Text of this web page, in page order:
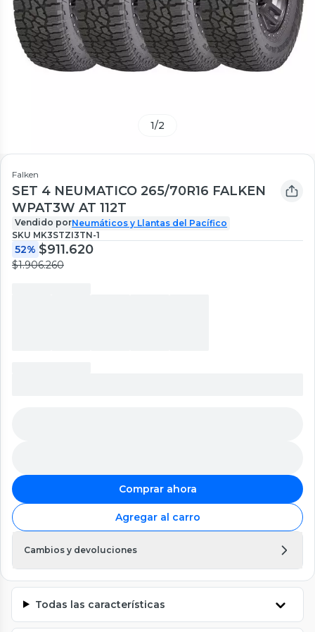
1/2
Falken
SET 4 NEUMATICO 265/70R16 FALKEN
WPAT3W AT 112T
Vendido porNeumáticos y Llantas del Pacífico
SKU MK3STZI3TN-1
52% $911.620
$1.906.260
Comprar ahora
Agregar al carro
Cambios y devoluciones
Todas las características